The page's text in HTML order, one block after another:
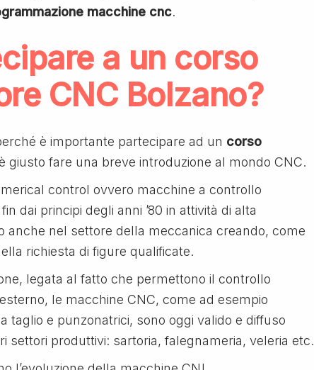
macchine cnc.
a un corso
CNC Bolzano?
è importante partecipare ad un corso
giusto fare una breve introduzione al mondo CNC.
control ovvero macchine a controllo
dai principi degli anni ’80 in attività di alta
anche nel settore della meccanica creando, come
richiesta di figure qualificate.
legata al fatto che permettono il controllo
le macchine CNC, come ad esempio
taglio e punzonatrici, sono oggi valido e diffuso
settori produttivi: sartoria, falegnameria, veleria etc.